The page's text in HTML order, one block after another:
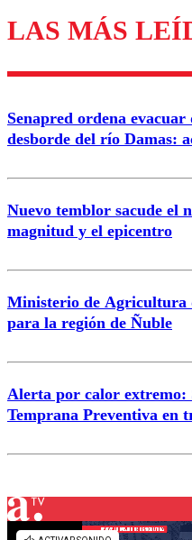
LAS MÁS
Senapred ordena
desborde del río Damas:
Nuevo temblor sacude el
magnitud y el epicentro
Ministerio de Agricultura
para la región de Ñuble
Alerta por calor extremo:
Temprana Preventiva en